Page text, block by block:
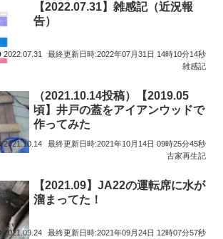
【2022.07.31】雑感記（近況報
告）
2022.07.31
最終更新日時:2022年07月31日 14時10分14秒
雑感記
（2021.10.14投稿）【2019.05
頃】井戸の蓋をアイアンウッドで
作ってみた
2021.10.14
最終更新日時:2021年10月14日 09時25分45秒
古家再生記
【2021.09】JA22の運転席に水が
溜まってた！
2021.09.24
最終更新日時:2021年09月24日 12時07分57秒